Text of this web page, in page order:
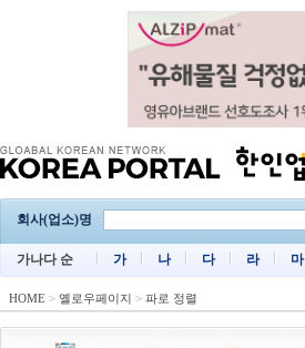
회사(업소)명
가나다 순 가 나 다 라 마
HOME > 옐로우페이지 > 파로 정렬